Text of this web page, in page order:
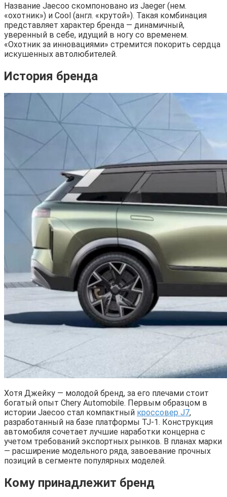
Название Jaecoo скомпоновано из Jaeger (нем.
«охотник») и Cool (англ. «крутой»). Такая комбинация
представляет характер бренда — динамичный,
уверенный в себе, идущий в ногу со временем.
«Охотник за инновациями» стремится покорить сердца
искушенных автолюбителей.
История бренда
Хотя Джейку — молодой бренд, за его плечами стоит
богатый опыт Chery Automobile. Первым образцом в
истории Jaecoo стал компактный кроссовер J7,
разработанный на базе платформы TJ-1. Конструкция
автомобиля сочетает лучшие наработки концерна с
учетом требований экспортных рынков. В планах марки
— расширение модельного ряда, завоевание прочных
позиций в сегменте популярных моделей.
Кому принадлежит бренд